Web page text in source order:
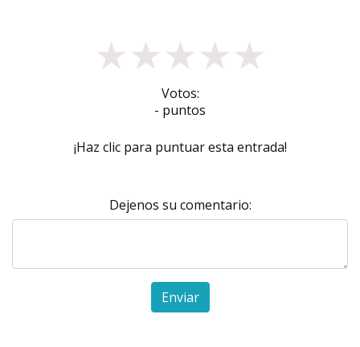
★★★★★
Votos:
- puntos
¡Haz clic para puntuar esta entrada!
Dejenos su comentario:
Enviar